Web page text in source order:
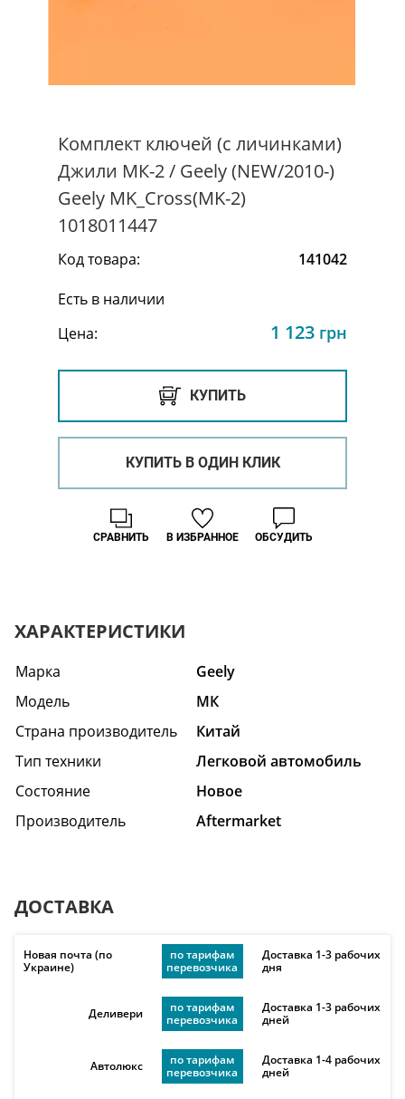
Комплект ключей (с личинками)
Джили МК-2 / Geely (NEW/2010-)
Geely MK_Cross(MK-2)
1018011447
Код товара:
141042
Есть в наличии
Цена:
1 123 грн
КУПИТЬ
КУПИТЬ В ОДИН КЛИК
В ИЗБРАННОЕ
СРАВНИТЬ ОБСУДИТЬ
ХАРАКТЕРИСТИКИ
Марка
Geely
Модель
МК
Страна производитель
Китай
Тип техники
Легковой автомобиль
Состояние
Hовое
Производитель
Aftermarket
ДОСТАВКА
Новая почта (по
Украине)
по тарифам
перевозчика
Доставка 1-3 рабочих
дня
Деливери
по тарифам
перевозчика
Доставка 1-3 рабочих
дней
Автолюкс
по тарифам
перевозчика
Доставка 1-4 рабочих
дней